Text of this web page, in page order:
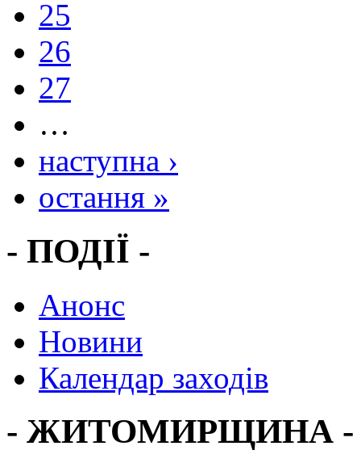
25
26
27
…
наступна ›
остання »
- ПОДІЇ -
Анонс
Новини
Календар заходів
- ЖИТОМИРЩИНА -